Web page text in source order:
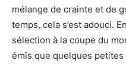
mélange de crainte et de
temps, cela s’est adouci.
sélection à la coupe du
émis que quelques